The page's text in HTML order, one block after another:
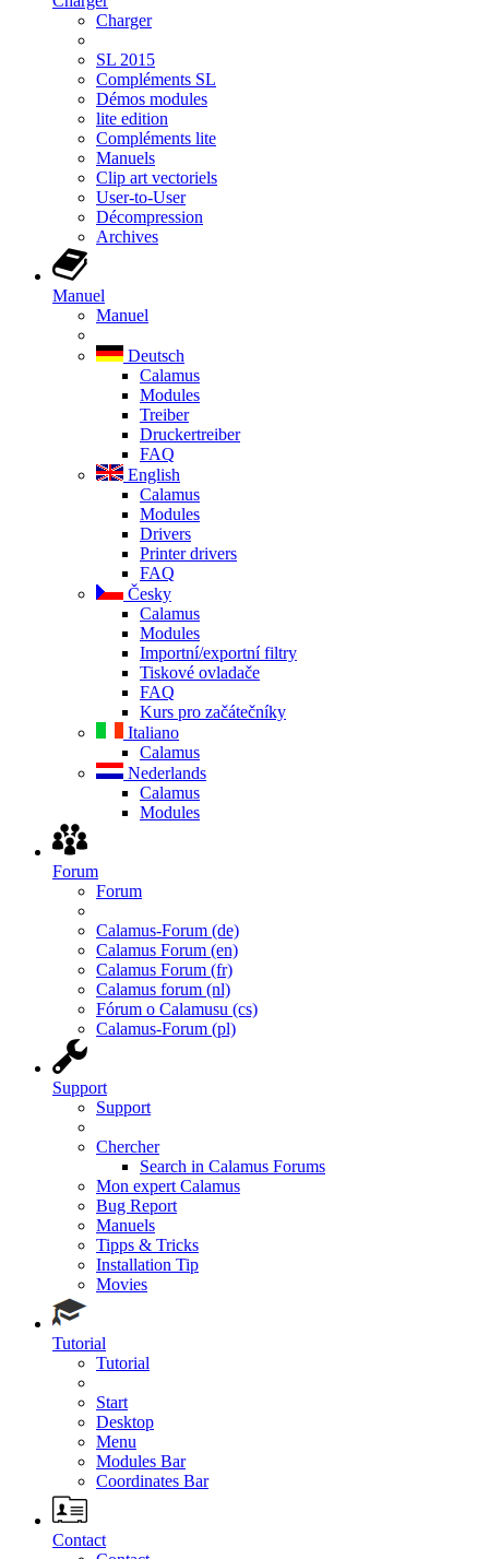
Charger
SL 2015
Compléments SL
Démos modules
lite edition
Compléments lite
Manuels
Clip art vectoriels
User-to-User
Décompression
Archives
Manuel
Manuel
Deutsch
Calamus
Modules
Treiber
Druckertreiber
FAQ
English
Calamus
Modules
Drivers
Printer drivers
FAQ
Česky
Calamus
Modules
Importní/exportní filtry
Tiskové ovladače
FAQ
Kurs pro začátečníky
Italiano
Calamus
Nederlands
Calamus
Modules
Forum
Forum
Calamus-Forum (de)
Calamus Forum (en)
Calamus Forum (fr)
Calamus forum (nl)
Fórum o Calamusu (cs)
Calamus-Forum (pl)
Support
Support
Chercher
Search in Calamus Forums
Mon expert Calamus
Bug Report
Manuels
Tipps & Tricks
Installation Tip
Movies
Tutorial
Tutorial
Start
Desktop
Menu
Modules Bar
Coordinates Bar
Contact